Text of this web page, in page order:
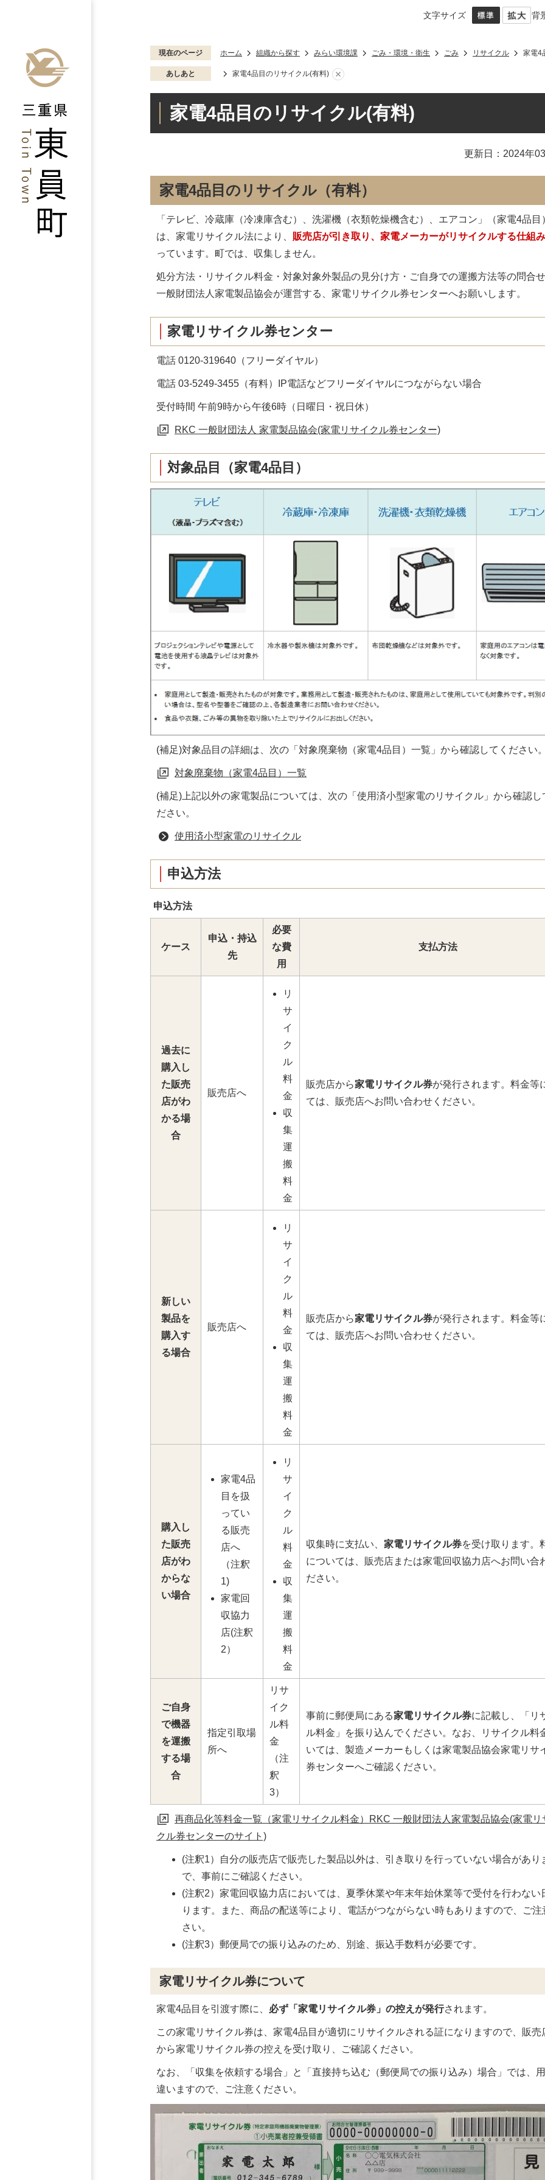
文字サイズ 背
現在のページ ホーム 組織から探す みらい環境課 ごみ・環境・衛生 ごみ リサイクル 家電4
あしあと 家電4品目のリサイクル(有料)
家電4品目のリサイクル(有料)
更新日：2024年
家電4品目のリサイクル（有料）
「テレビ、冷蔵庫（冷凍庫含む）、洗濯機（衣類乾燥機含む）、エアコン」（家電4品目
は、家電リサイクル法により、 販売店が引き取り、家電メーカーがリサイクルする仕組み
っています。町では、収集しません。
処分方法・リサイクル料金・対象対象外製品の見分け方・ご自身での運搬方法等の問合
一般財団法人家電製品協会が運営する、家電リサイクル券センターへお願いします。
家電リサイクル券センター
電話 0120-319640（フリーダイヤル）
電話 03-5249-3455（有料）IP電話などフリーダイヤルにつながらない場合
受付時間 午前9時から午後6時（日曜日・祝日休）
RKC 一般財団法人 家電製品協会(家電リサイクル券センター)
対象品目（家電4品目）
(補足)対象品目の詳細は、次の「対象廃棄物（家電4品目）一覧」から確認してください
対象廃棄物（家電4品目）一覧
(補足)上記以外の家電製品については、次の「使用済小型家電のリサイクル」から確認し
ださい。
使用済小型家電のリサイクル
申込方法
申込方法
ケース
申込・持込
先
必要
な費
用
支払方法
過去に
購入し
た販売
店がわ
かる場
合
販売店へ
リ
サ
イ
ク
ル
料
金
収
集
運
搬
料
金
販売店から家電リサイクル券が発行されます。料金等
ては、販売店へお問い合わせください。
新しい
製品を
購入す
る場合
販売店へ
リ
サ
イ
ク
ル
料
金
収
集
運
搬
料
金
販売店から家電リサイクル券が発行されます。料金等
ては、販売店へお問い合わせください。
購入し
た販売
店がわ
からな
い場合
家電4品
目を扱
ってい
る販売
店へ
（注釈
1)
家電回
収協力
店(注釈
2）
リ
サ
イ
ク
ル
料
金
収
集
運
搬
料
金
収集時に支払い、 家電リサイクル券を受け取ります。
については、販売店または家電回収協力店へお問い合
ださい。
ご自身
で機器
を運搬
する場
合
指定引取場
所へ
リサ
イク
ル料
金
（注
釈
3）
事前に郵便局にある家電リサイクル券に記載し、「リ
ル料金」を振り込んでください。なお、リサイクル料
いては、製造メーカーもしくは家電製品協会家電リサ
券センターへご確認ください。
再商品化等料金一覧（家電リサイクル料金）RKC 一般財団法人家電製品協会(家電リ
クル券センターのサイト)
(注釈1）自分の販売店で販売した製品以外は、引き取りを行っていない場合があり
で、事前にご確認ください。
(注釈2）家電回収協力店においては、夏季休業や年末年始休業等で受付を行わない
ります。また、商品の配送等により、電話がつながらない時もありますので、ご注
さい。
(注釈3）郵便局での振り込みのため、別途、振込手数料が必要です。
家電リサイクル券について
家電4品目を引渡す際に、 必ず「家電リサイクル券」の控えが発行されます。
この家電リサイクル券は、家電4品目が適切にリサイクルされる証になりますので、販売
から家電リサイクル券の控えを受け取り、ご確認ください。
なお、「収集を依頼する場合」と「直接持ち込む（郵便局での振り込み）場合」では、
違いますので、ご注意ください。